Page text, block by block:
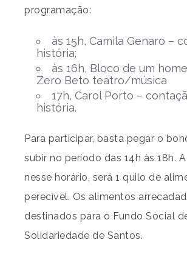
programação:
às 15h, Camila Genaro –
história;
às 16h, Bloco de um
Zero Beto teatro/música
17h, Carol Porto –
história.
Para participar, basta pegar o
subir no período das 14h às 18h.
nesse horário, será 1 quilo de
perecível. Os alimentos
destinados para o Fundo Social
Solidariedade de Santos.